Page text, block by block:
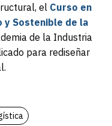
el Curso en
y Sostenible de la
de la Industria
para rediseñar